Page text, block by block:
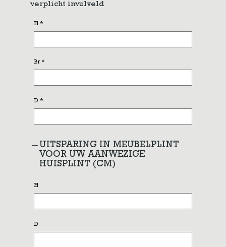
verplicht invulveld
H *
Br *
D *
UITSPARING IN MEUBELPLINT
VOOR UW AANWEZIGE
HUISPLINT (CM)
H
D